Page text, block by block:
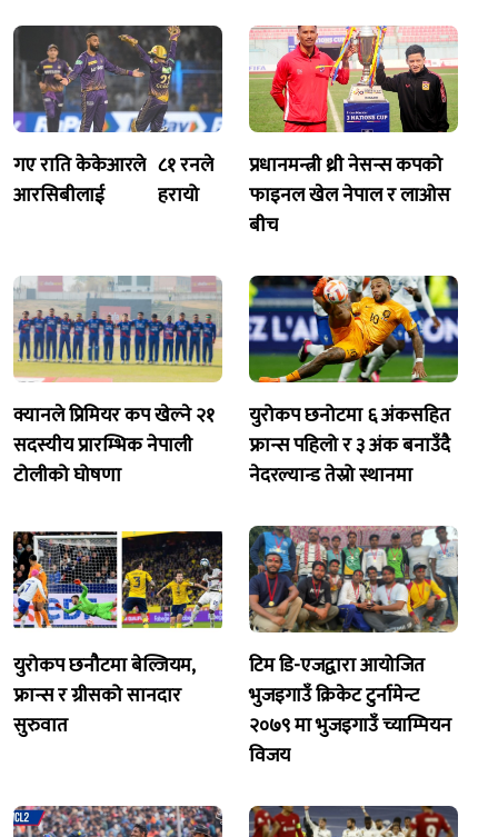
गए राति केकेआरले
आरसिबीलाई
८१ रनले
हरायो
प्रधानमन्त्री थ्री नेसन्स कपको
फाइनल खेल नेपाल र लाओस
बीच
क्यानले प्रिमियर कप खेल्ने २१
सदस्यीय प्रारम्भिक नेपाली
टोलीको घोषणा
युरोकप छनोटमा ६ अंकसहित
फ्रान्स पहिलो र ३ अंक बनाउँदै
नेदरल्यान्ड तेस्रो स्थानमा
युरोकप छनौटमा बेल्जियम,
फ्रान्स र ग्रीसको सानदार
सुरुवात
टिम डि-एजद्वारा आयोजित
भुजइगाउँ क्रिकेट टुर्नामेन्ट
२०७९ मा भुजइगाउँ च्याम्पियन
विजय